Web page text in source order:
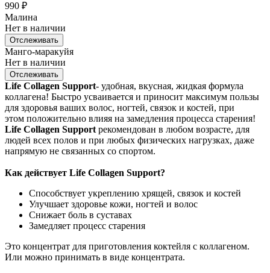
990 ₽
Малина
Нет в наличии
Отслеживать
Манго-маракуйя
Нет в наличии
Отслеживать
Life Collagen Support- удобная, вкусная, жидкая формула
коллагена! Быстро усваивается и приносит максимум пользы
для здоровья ваших волос, ногтей, связок и костей, при
этом положительно влияя на замедления процесса старения!
Life Collagen Support рекомендован в любом возрасте, для
людей всех полов и при любых физических нагрузках, даже
напрямую не связанных со спортом.
Как действует Life Collagen Support?
Способствует укреплению хрящей, связок и костей
Улучшает здоровье кожи, ногтей и волос
Снижает боль в суставах
Замедляет процесс старения
Это концентрат для приготовления коктейля с коллагеном.
Или можно принимать в виде концентрата.